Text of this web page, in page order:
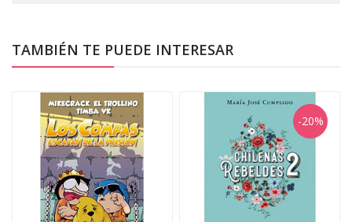
TAMBIÉN TE PUEDE INTERESAR
-20%